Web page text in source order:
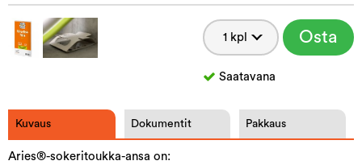
Osta
Saatavana
Kuvaus Dokumentit Pakkaus
Aries®-sokeritoukka-ansa on: